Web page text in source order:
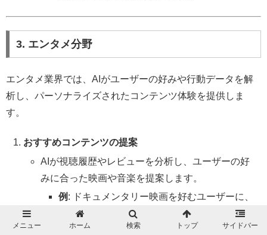
3. エンタメ分野
エンタメ業界では、AIがユーザーの好みや行動データを解
析し、パーソナライズされたコンテンツ体験を提供しま
す。
おすすめコンテンツの提案
AIが視聴履歴やレビューを分析し、ユーザーの好
みに合った映画や音楽を提案します。
例 : ドキュメンタリー映画を好むユーザーに、
同じテーマの映画や関連するポッドキャスト
を提案。
メニュー ホーム 検索 トップ サイドバー